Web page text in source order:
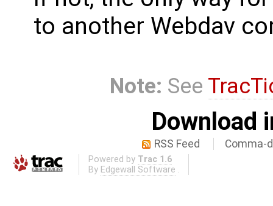
to another Webdav
Note: See
Download
RSS Feed Comma-
Powered by Trac 1.6
By Edgewall Software .